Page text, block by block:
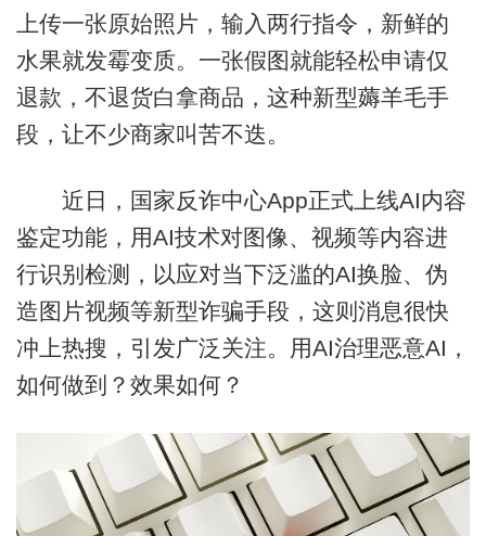
上传一张原始照片，输入两行指令，新鲜的
水果就发霉变质。一张假图就能轻松申请仅
退款，不退货白拿商品，这种新型薅羊毛手
段，让不少商家叫苦不迭。
近日，国家反诈中心App正式上线AI内容
鉴定功能，用AI技术对图像、视频等内容进
行识别检测，以应对当下泛滥的AI换脸、伪
造图片视频等新型诈骗手段，这则消息很快
冲上热搜，引发广泛关注。用AI治理恶意AI，
如何做到？效果如何？